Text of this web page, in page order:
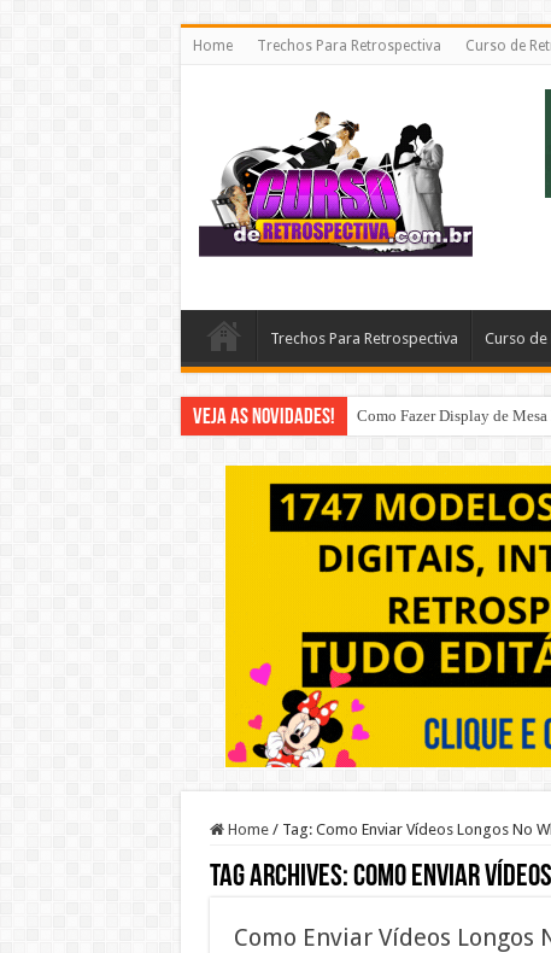
Home Trechos Para Retrospectiva Curso de
Trechos Para Retrospectiva Curso de
Veja as Novidades! Como Fazer Display de
Home / Tag: Como Enviar Vídeos Longos No
Tag Archives:Como Enviar
Como Enviar Vídeos